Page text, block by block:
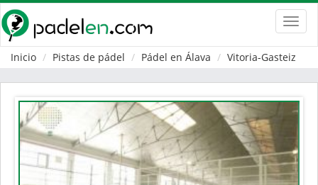
Inicio
Pistas de pádel Pádel en Álava Vitoria-Gasteiz